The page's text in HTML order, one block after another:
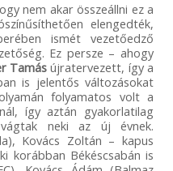
nem akar összeállni ez a
elengedték,
ismét vezetőedző
Ez persze – ahogy
Tamás újratervezett, így a
is jelentős változásokat
folyamatos volt a
így aztán gyakorlatilag
neki az új évnek.
Kovács Zoltán – kapus
korábban Békéscsabán is